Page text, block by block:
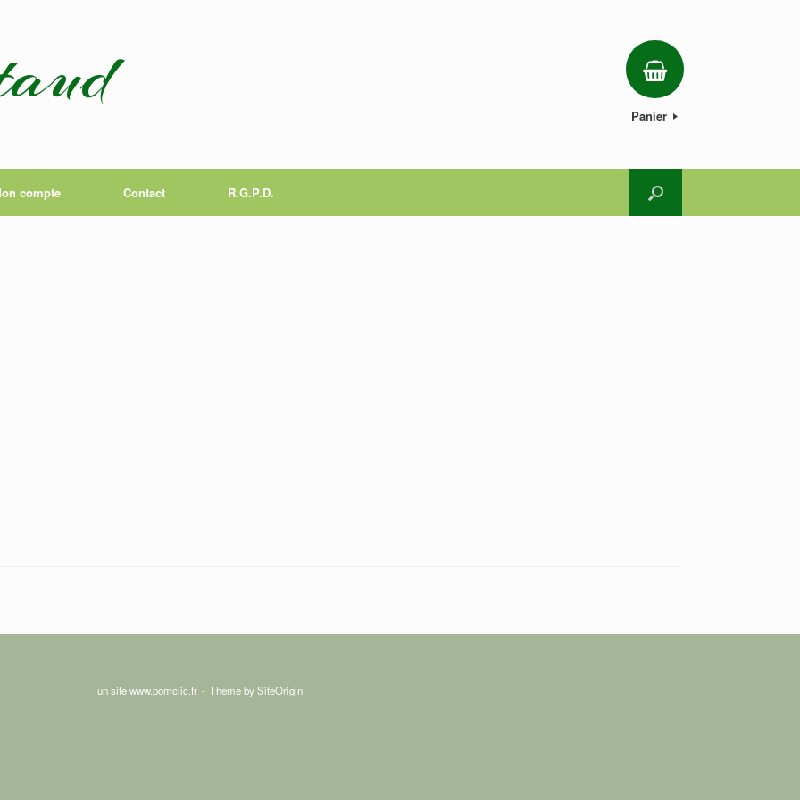
Panier
compte Contact R.G.P.D.
un site www.pomclic.fr Theme bySiteOrigin